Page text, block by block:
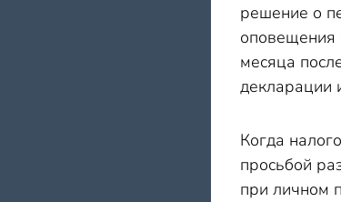
решение о
оповещения
месяца
декларации
Когда
просьбой
при личном